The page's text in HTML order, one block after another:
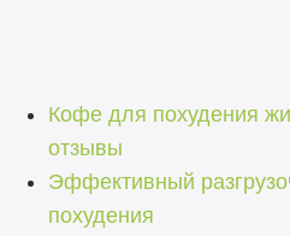
Кофе для похудения
отзывы
Эффективный
похудения